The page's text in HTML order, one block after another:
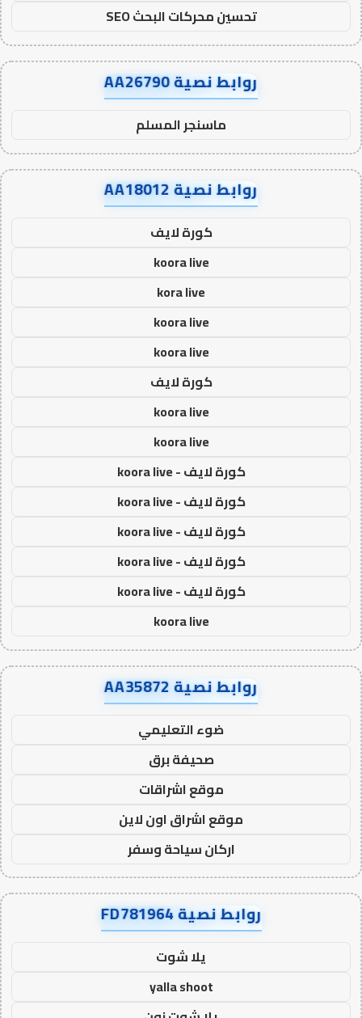
تحسين محركات البحث SEO
روابط نصية AA26790
ماسنجر المسلم
روابط نصية AA18012
كورة لايف
koora live
kora live
koora live
koora live
كورة لايف
koora live
koora live
كورة لايف - koora live
كورة لايف - koora live
كورة لايف - koora live
كورة لايف - koora live
كورة لايف - koora live
koora live
روابط نصية AA35872
ضوء التعليمي
صحيفة برق
موقع اشراقات
موقع اشراق اون لاين
اركان سياحة وسفر
روابط نصية FD781964
يلا شوت
yalla shoot